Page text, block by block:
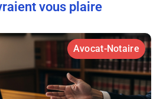
vous plaire
Avocat-Notaire